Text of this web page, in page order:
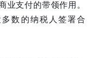
业支付的带领作用。
多数的纳税人签署合